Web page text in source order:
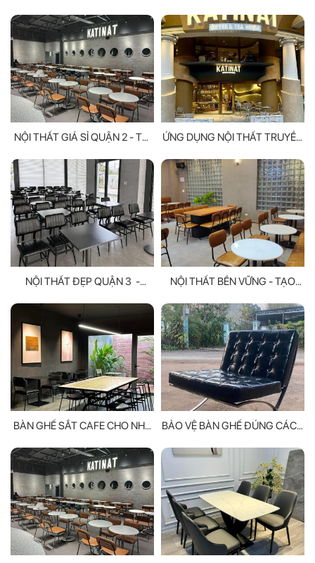
NGHI
NỘI THẤT GIÁ SỈ QUẬN 2 - TỐI
ỨNG DỤNG NỘI THẤT TRUYỀN
HAY
NỘI THẤT ĐẸP QUẬN 3 -
KHÔNG GIAN CỦA BẠN
NỘI THẤT BỀN VỮNG - TẠO
MẠNH
BÀN GHẾ SẮT CAFE CHO NHÀ
VƯỜN
BẢO VỆ BÀN GHẾ ĐÚNG CÁCH